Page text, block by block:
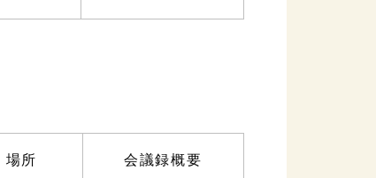
場所 会議録概要